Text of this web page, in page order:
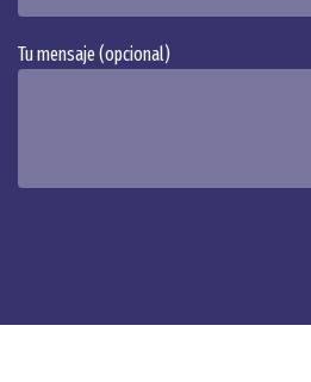
Tu mensaje (opcional)